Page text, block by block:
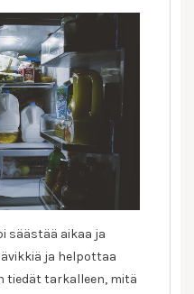
säästää aikaa ja
ja helpottaa
tiedät tarkalleen, mitä